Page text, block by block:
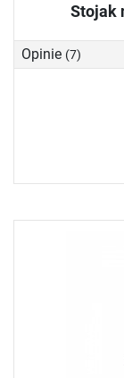
Stojak
Opinie (7)